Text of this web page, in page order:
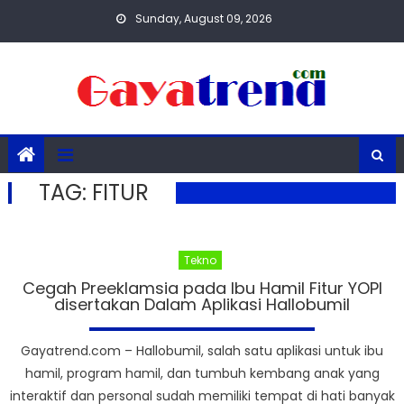
Sunday, August 09, 2026
TAG: FITUR
Tekno
Cegah Preeklamsia pada Ibu Hamil Fitur YOPI
disertakan Dalam Aplikasi Hallobumil
Gayatrend.com – Hallobumil, salah satu aplikasi untuk ibu
hamil, program hamil, dan tumbuh kembang anak yang
interaktif dan personal sudah memiliki tempat di hati banyak